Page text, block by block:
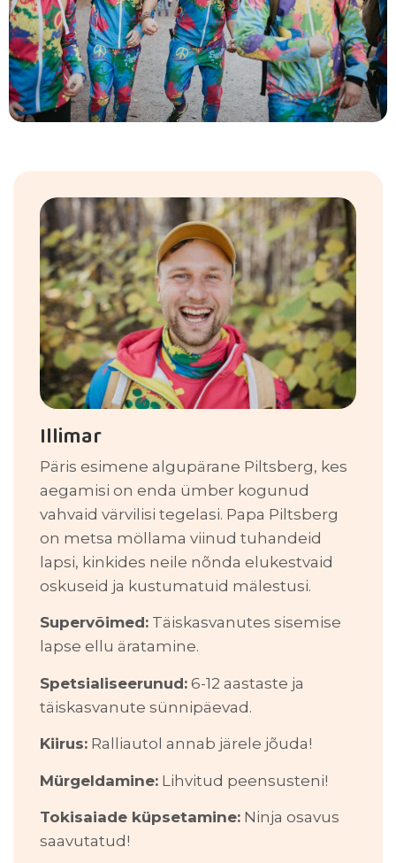
Illimar
Päris esimene algupärane Piltsberg, kes
aegamisi on enda ümber kogunud
vahvaid värvilisi tegelasi. Papa Piltsberg
on metsa möllama viinud tuhandeid
lapsi, kinkides neile nõnda elukestvaid
oskuseid ja kustumatuid mälestusi.
Supervõimed: Täiskasvanutes sisemise
lapse ellu äratamine.
Spetsialiseerunud: 6-12 aastaste ja
täiskasvanute sünnipäevad.
Kiirus: Ralliautol annab järele jõuda!
Mürgeldamine: Lihvitud peensusteni!
Tokisaiade küpsetamine: Ninja osavus
saavutatud!